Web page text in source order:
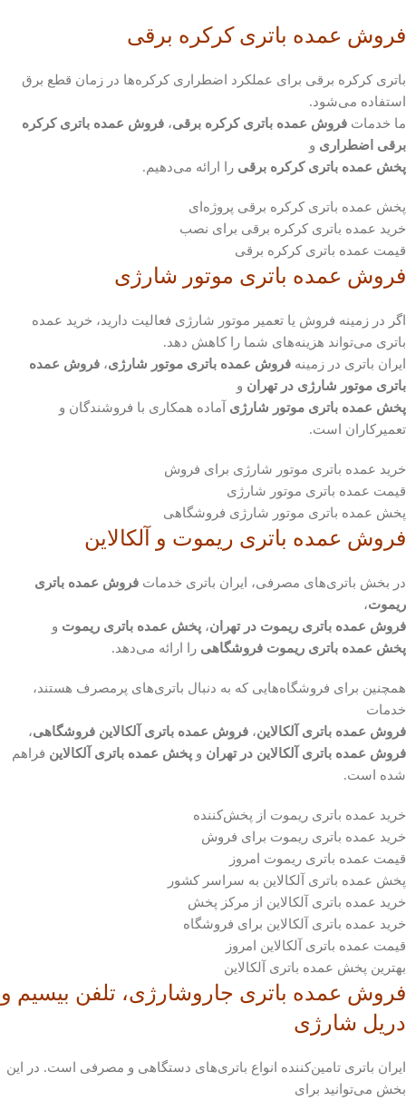
فروش عمده باتری کرکره برقی
باتری کرکره برقی برای عملکرد اضطراری کرکره‌ها در زمان قطع برق
استفاده می‌شود.
ما خدمات فروش عمده باتری کرکره برقی، فروش عمده باتری کرکره
برقی اضطراری و
پخش عمده باتری کرکره برقی را ارائه می‌دهیم.
پخش عمده باتری کرکره برقی پروژه‌ای
خرید عمده باتری کرکره برقی برای نصب
قیمت عمده باتری کرکره برقی
فروش عمده باتری موتور شارژی
اگر در زمینه فروش یا تعمیر موتور شارژی فعالیت دارید، خرید عمده
باتری می‌تواند هزینه‌های شما را کاهش دهد.
ایران باتری در زمینه فروش عمده باتری موتور شارژی، فروش عمده
باتری موتور شارژی در تهران و
پخش عمده باتری موتور شارژی آماده همکاری با فروشندگان و
تعمیرکاران است.
خرید عمده باتری موتور شارژی برای فروش
قیمت عمده باتری موتور شارژی
پخش عمده باتری موتور شارژی فروشگاهی
فروش عمده باتری ریموت و آلکالاین
در بخش باتری‌های مصرفی، ایران باتری خدمات فروش عمده باتری
ریموت،
فروش عمده باتری ریموت در تهران، پخش عمده باتری ریموت و
پخش عمده باتری ریموت فروشگاهی را ارائه می‌دهد.
همچنین برای فروشگاه‌هایی که به دنبال باتری‌های پرمصرف هستند،
خدمات
فروش عمده باتری آلکالاین، فروش عمده باتری آلکالاین فروشگاهی،
فروش عمده باتری آلکالاین در تهران و پخش عمده باتری آلکالاین فراهم
شده است.
خرید عمده باتری ریموت از پخش‌کننده
خرید عمده باتری ریموت برای فروش
قیمت عمده باتری ریموت امروز
پخش عمده باتری آلکالاین به سراسر کشور
خرید عمده باتری آلکالاین از مرکز پخش
خرید عمده باتری آلکالاین برای فروشگاه
قیمت عمده باتری آلکالاین امروز
بهترین پخش عمده باتری آلکالاین
فروش عمده باتری جاروشارژی، تلفن بیسیم و
دریل شارژی
ایران باتری تامین‌کننده انواع باتری‌های دستگاهی و مصرفی است. در این
بخش می‌توانید برای